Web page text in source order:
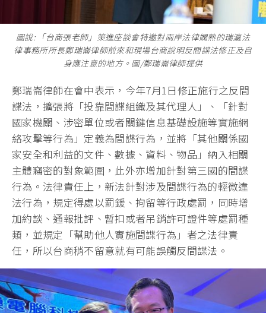
圖說: 「台商張老師」策進座談會特邀對兩岸法律嫻熟的瑞瀛法
律事務所所長鄭瑞崙律師前來和現場台商說明反間諜法修正及自
身應注意的地方。圖/鄭瑞崙律師提供
鄭瑞崙律師在會中表示，今年7月1日修正施行之反間
諜法，擴張將「投靠間諜組織及其代理人」、「針對
國家機關、涉密單位或者關鍵信息基礎設施等實施網
絡攻擊等行為」定義為間諜行為，並將「其他關係國
家安全和利益的文件、數據、資料、物品」納入相關
主體竊密的對象範圍，此外亦增加針對第三國的間諜
行為。法律責任上，新法針對涉及間諜行為的輕微違
法行為，規定得處以罰鍰、拘留等行政處罰，同時增
加約談、通報批評、暫扣或者吊銷許可證件等處罰種
類，並規定「幫助他人實施間諜行為」者之法律責
任，所以台商稍不留意就有可能誤觸反間諜法。